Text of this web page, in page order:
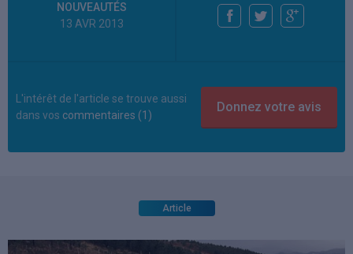
NOUVEAUTÉS
13 AVR 2013
L'intérêt de l'article se trouve aussi
dans vos commentaires (1)
Article